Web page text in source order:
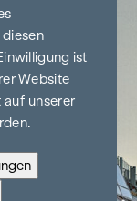
ist
Website
unserer